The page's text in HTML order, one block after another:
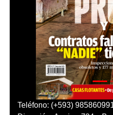
Teléfono: (+593)